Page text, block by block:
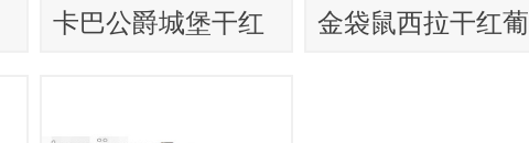
卡巴公爵城堡干红
金袋鼠西拉干红葡